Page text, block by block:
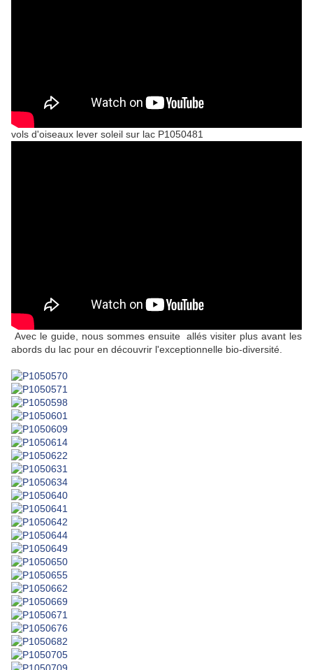
vols d'oiseaux lever soleil sur lac P1050481
Avec le guide, nous sommes ensuite allés visiter plus avant les
abords du lac pour en découvrir l'exceptionnelle bio-diversité.